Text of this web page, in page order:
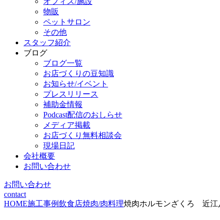
物販
ペットサロン
その他
スタッフ紹介
ブログ
ブログ一覧
お店づくりの豆知識
お知らせ/イベント
プレスリリース
補助金情報
Podcast配信のおしらせ
メディア掲載
お店づくり無料相談会
現場日記
会社概要
お問い合わせ
お問い合わせ
contact
HOME施工事例飲食店焼肉/肉料理焼肉ホルモンざくろ 近江